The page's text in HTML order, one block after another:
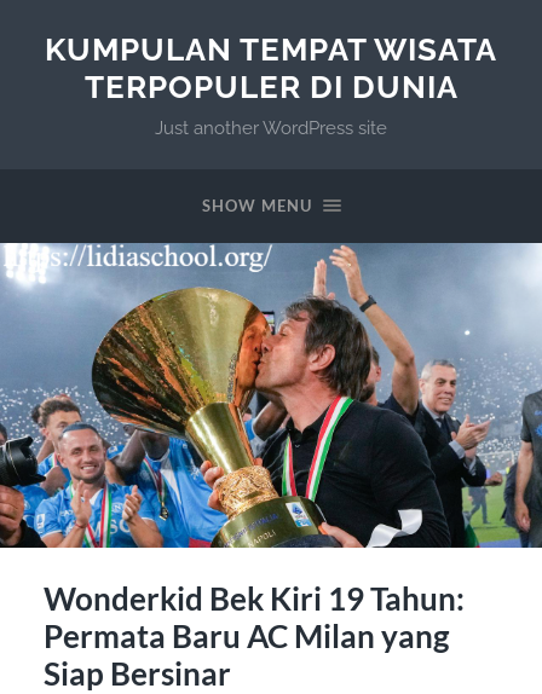
KUMPULAN TEMPAT WISATA
TERPOPULER DI DUNIA
Just another WordPress site
SHOW MENU
Wonderkid Bek Kiri 19 Tahun:
Permata Baru AC Milan yang
Siap Bersinar